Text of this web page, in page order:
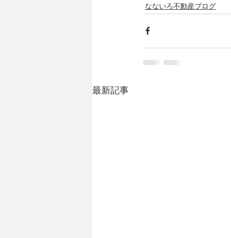
なないろ不動産ブログ
最新記事